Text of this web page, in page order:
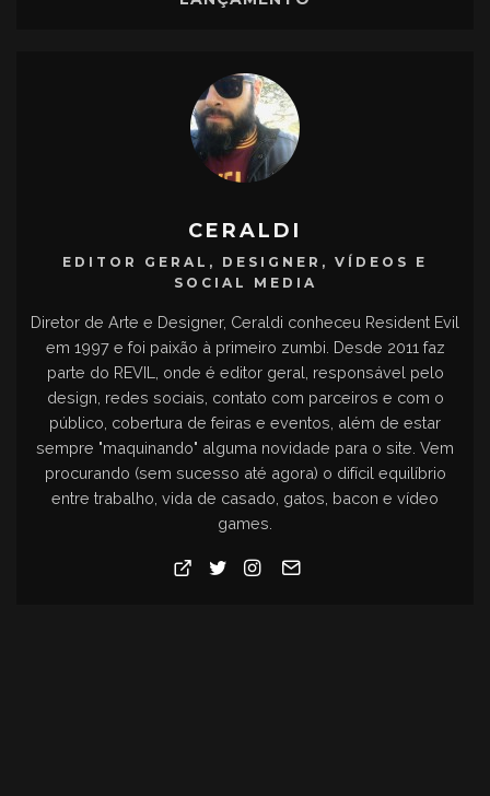
CERALDI
EDITOR GERAL, DESIGNER, VÍDEOS E
SOCIAL MEDIA
Diretor de Arte e Designer, Ceraldi conheceu Resident Evil
em 1997 e foi paixão à primeiro zumbi. Desde 2011 faz
parte do REVIL, onde é editor geral, responsável pelo
design, redes sociais, contato com parceiros e com o
público, cobertura de feiras e eventos, além de estar
sempre "maquinando" alguma novidade para o site. Vem
procurando (sem sucesso até agora) o difícil equilíbrio
entre trabalho, vida de casado, gatos, bacon e vídeo
games.